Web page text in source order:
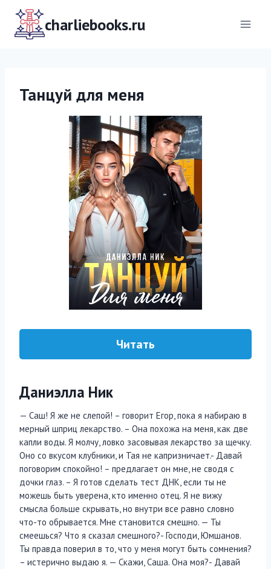
Перейти
содержимомуcharliebooks.ru
Танцуй для меня
Читать
Даниэлла Ник
— Саш! Я же не слепой! – говорит Егор, пока я набираю в
мерный шприц лекарство. – Она похожа на меня, как две
капли воды. Я молчу, ловко засовывая лекарство за щечку.
Оно со вкусом клубники, и Тая не капризничает.- Давай
поговорим спокойно! – предлагает он мне, не сводя с
дочки глаз. – Я готов сделать тест ДНК, если ты не
можешь быть уверена, кто именно отец. Я не вижу
смысла больше скрывать, но внутри все равно словно
что-то обрывается. Мне становится смешно. — Ты
смеешься? Что я сказал смешного?- Господи, Юмшанов.
Ты правда поверил в то, что у меня могут быть сомнения?
– истерично выдаю я. — Скажи, Саша. Она моя?- Давай